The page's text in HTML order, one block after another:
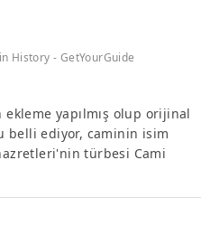
History - GetYourGuide
yapılmış olup orijinal
ediyor, caminin isim
türbesi Cami